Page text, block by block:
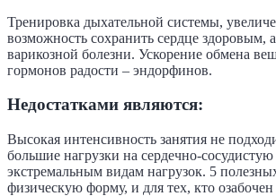
Тренировка дыхательной системы,
возможность сохранить сердце
варикозной болезни. Ускорение обмена
гормонов радости – эндорфинов.
Недостатками являются:
Высокая интенсивность занятия не
большие нагрузки на сердечно-
экстремальным видам нагрузок. 5
физическую форму, и для тех, кто